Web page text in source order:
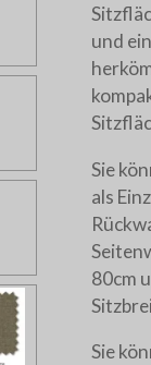
und
Sie
als
80cm
Sie